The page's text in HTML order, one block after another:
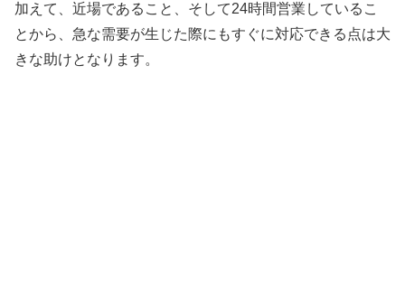
加えて、近場であること、そして24時間営業しているこ
とから、急な需要が生じた際にもすぐに対応できる点は大
きな助けとなります。